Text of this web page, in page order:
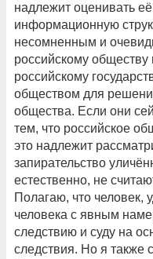
надлежит оценивать
информационную
несомненным и
российскому
российскому
обществом для
общества. Если они
тем, что российское
это надлежит
запирательство
естественно, не
Полагаю, что человек,
человека с явным
следствию и суду на
следствия. Но я также